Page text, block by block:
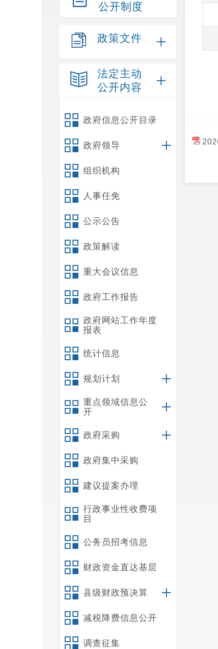
公开制度
政策文件
法定主动
公开内容
政府信息公开目录
政府领导
组织机构
人事任免
公示公告
政策解读
重大会议信息
政府工作报告
政府网站工作年度
报表
统计信息
规划计划
重点领域信息公
开
政府采购
政府集中采购
建议提案办理
行政事业性收费项
目
公务员招考信息
财政资金直达基层
县级财政预决算
减税降费信息公开
调查征集